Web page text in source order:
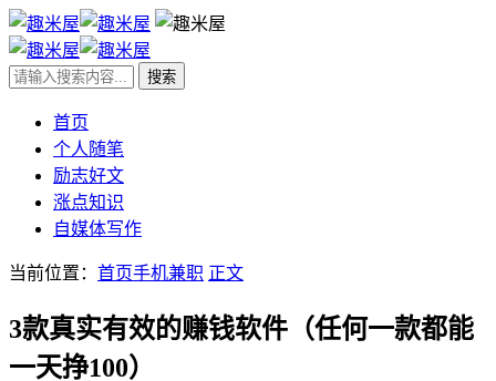
首页
个人随笔
励志好文
涨点知识
自媒体写作
当前位置： 首页手机兼职 正文
3款真实有效的赚钱软件（任何一款都能
一天挣100）